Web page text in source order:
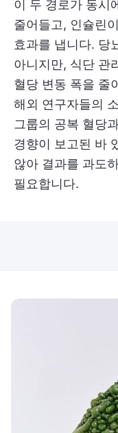
이 두 경로가 동시
줄어들고, 인슐린
효과를 냅니다. 당
아니지만, 식단 관
혈당 변동 폭을 줄
해외 연구자들의
그룹의 공복 혈당
경향이 보고된 바
않아 결과를 과도
필요합니다.